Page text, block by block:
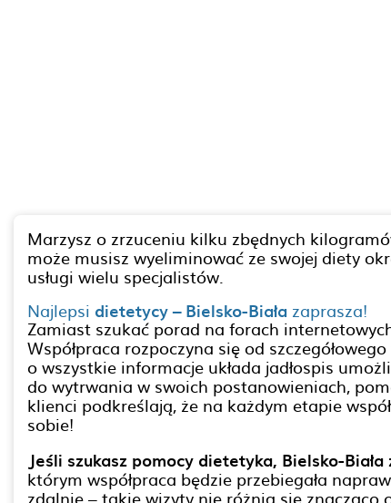
Marzysz o zrzuceniu kilku zbędnych
może musisz wyeliminować ze swojej diety
usługi wielu specjalistów.
Najlepsi dietetycy – Bielsko-Biała zaprasza!
Zamiast szukać porad na forach
Współpraca rozpoczyna się od
o wszystkie informacje układa jadłospis
do wytrwania w swoich postanowieniach,
klienci podkreślają, że na każdym etapie
sobie!
Jeśli szukasz pomocy dietetyka, Bielsko-
którym współpraca będzie przebiegała
zdalnie – takie wizyty nie różnią się znacząco